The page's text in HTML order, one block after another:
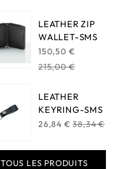
LEATHER ZIP
WALLET-SMS
150,50 €Regular
price
215,00 €
LEATHER
KEYRING-SMS
26,84 € Regular
38,34 €
TOUS LES PRODUITS